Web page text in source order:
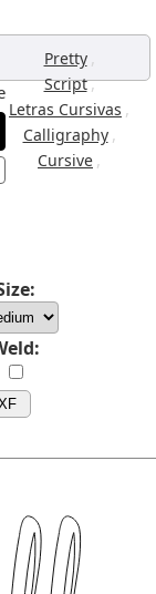
Pretty ,
Script,
Letras Cursivas ,
Calligraphy ,
Cursive ,